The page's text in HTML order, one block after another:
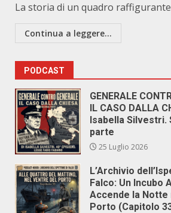
La storia di un quadro raffigurante
Continua a leggere...
PODCAST
GENERALE
IL CASO DALLA
Isabella Silvestri.
parte
25 Luglio 2026
L’Archivio
Falco: Un Incubo
Accende la
Porto (Capitolo